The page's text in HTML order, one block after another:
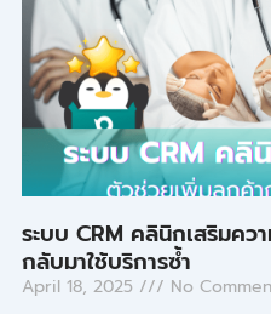
ระบบ CRM คลินิกเสริมค
กลับมาใช้บริการซ้ำ
April 18, 2025
No